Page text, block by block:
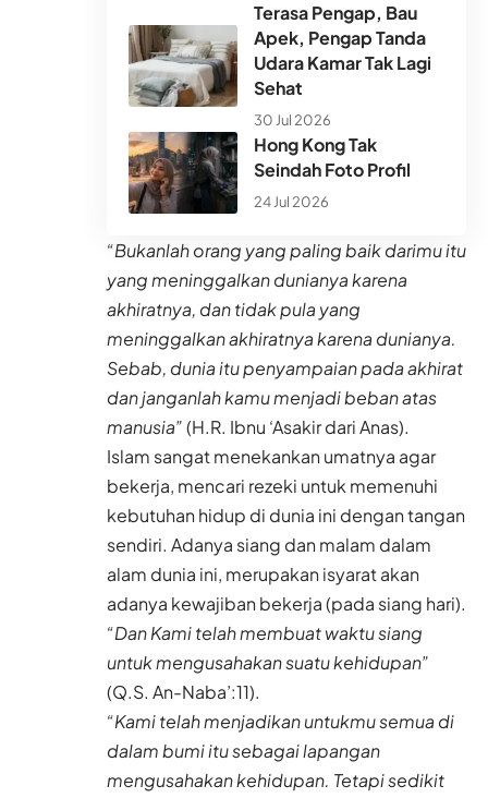
Terasa Pengap, Bau
Apek, Pengap Tanda
Udara Kamar Tak Lagi
Sehat
30 Jul 2026
Hong Kong Tak
Seindah Foto Profil
24 Jul 2026
“Bukanlah orang yang paling baik darimu itu
yang meninggalkan dunianya karena
akhiratnya, dan tidak pula yang
meninggalkan akhiratnya karena dunianya.
Sebab, dunia itu penyampaian pada akhirat
dan janganlah kamu menjadi beban atas
manusia”(H.R. Ibnu ‘Asakir dari Anas).
Islam sangat menekankan umatnya agar
bekerja, mencari rezeki untuk memenuhi
kebutuhan hidup di dunia ini dengan tangan
sendiri. Adanya siang dan malam dalam
alam dunia ini, merupakan isyarat akan
adanya kewajiban bekerja (pada siang hari).
“Dan Kami telah membuat waktu siang
untuk mengusahakan suatu kehidupan”
(Q.S. An-Naba’:11).
“Kami telah menjadikan untukmu semua di
dalam bumi itu sebagai lapangan
mengusahakan kehidupan. Tetapi sedikit